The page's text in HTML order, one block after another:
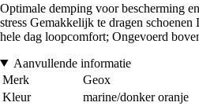
Optimale demping voor bescherming
stress Gemakkelijk te dragen
hele dag loopcomfort; Ongevoerd
Aanvullende informatie
Merk
Geox
Kleur
marine/donker oranje